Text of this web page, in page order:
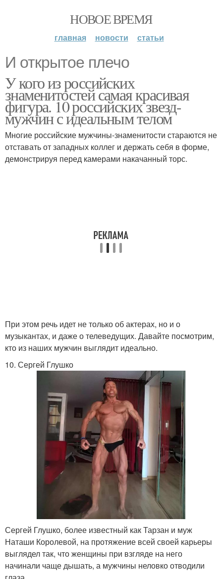
НОВОЕ ВРЕМЯ
главная новости статьи
И открытое плечо
У кого из российских
знаменитостей самая красивая
фигура. 10 российских звезд-
мужчин с идеальным телом
Многие российские мужчины-знаменитости стараются не
отставать от западных коллег и держать себя в форме,
демонстрируя перед камерами накачанный торс.
При этом речь идет не только об актерах, но и о
музыкантах, и даже о телеведущих. Давайте посмотрим,
кто из наших мужчин выглядит идеально.
10. Сергей Глушко
Сергей Глушко, более известный как Тарзан и муж
Наташи Королевой, на протяжение всей своей карьеры
выглядел так, что женщины при взгляде на него
начинали чаще дышать, а мужчины неловко отводили